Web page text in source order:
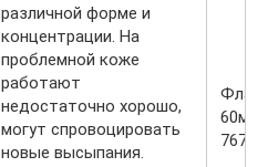
различной форме и
концентрации. На
проблемной коже
работают
недостаточно хорошо,
могут спровоцировать
новые высыпания.
60мл
7674